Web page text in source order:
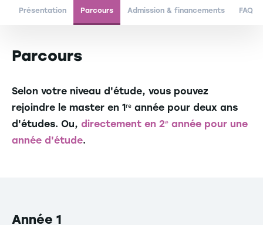
Présentation Parcours Admission & financements FAQ
Parcours
Selon votre niveau d'étude, vous pouvez
rejoindre le master en 1ʳᵉ année pour deux ans
d'études. Ou, directement en 2ᵉ année pour une
année d'étude.
Année 1